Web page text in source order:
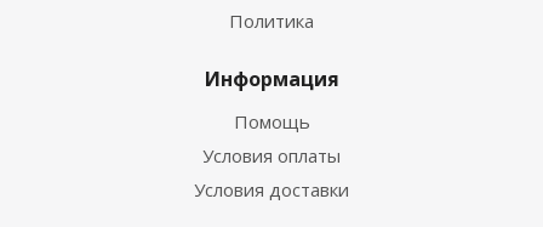
Политика
Информация
Помощь
Условия оплаты
Условия доставки